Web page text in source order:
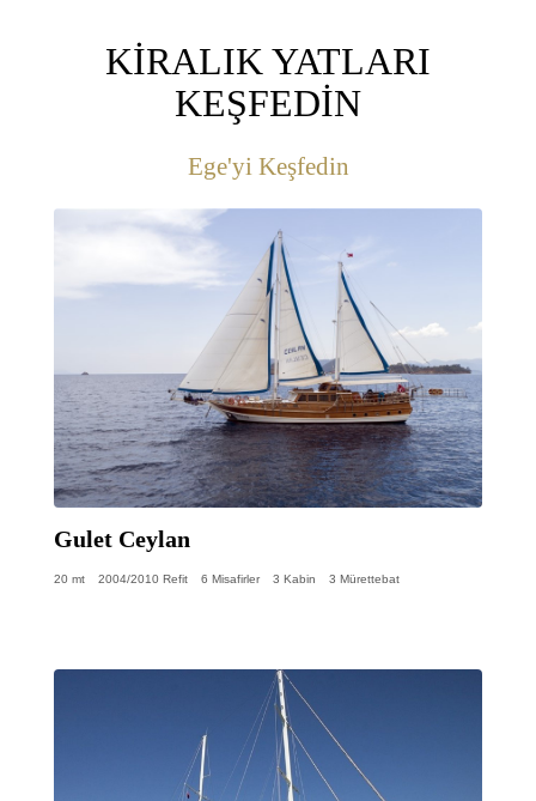
KİRALIK YATLARI
KEŞFEDİN
Ege'yi Keşfedin
Gulet Ceylan
20 mt 2004/2010 Refit 6 Misafirler 3 Kabin 3 Mürettebat